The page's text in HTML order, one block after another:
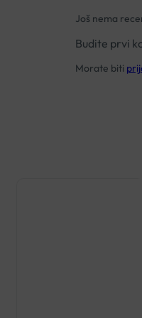
Još nema
Budite prvi
Morate biti